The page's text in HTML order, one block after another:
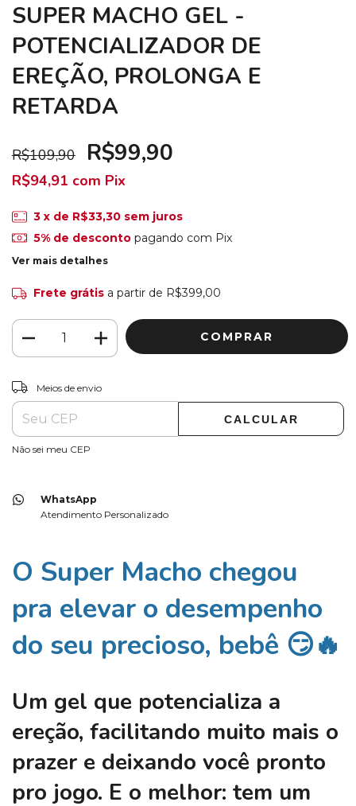
SUPER MACHO GEL -
POTENCIALIZADOR DE
EREÇÃO, PROLONGA E
RETARDA
R$109,90 R$99,90
R$94,91 com Pix
3 x de R$33,30 sem juros
5% de descontopagando com Pix
Ver mais detalhes
Frete grátis a partir de R$399,00
Entregas para o CEP:
Meios de envio
CALCULAR
Não sei meu CEP
WhatsApp
Atendimento Personalizado
O Super Macho chegou
pra elevar o desempenho
do seu precioso, bebê 😏🔥
Um gel que potencializa a
ereção, facilitando muito mais o
prazer e deixando você pronto
pro jogo. E o melhor: tem um